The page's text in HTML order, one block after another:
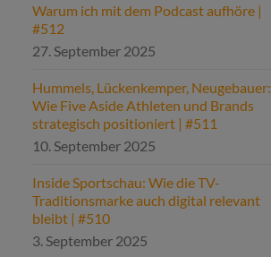
Warum ich mit dem Podcast aufhöre |
#512
27. September 2025
Hummels, Lückenkemper, Neugebauer:
Wie Five Aside Athleten und Brands
strategisch positioniert | #511
10. September 2025
Inside Sportschau: Wie die TV-
Traditionsmarke auch digital relevant
bleibt | #510
3. September 2025